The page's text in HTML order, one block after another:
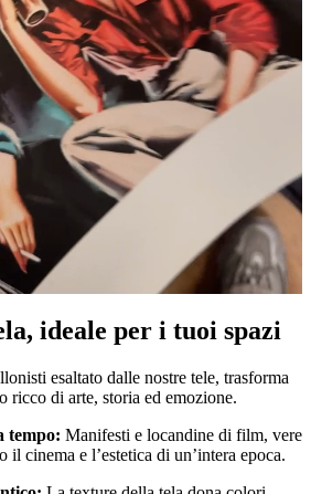
ideale per i tuoi spazi
esaltato dalle nostre tele, trasforma
ricco di arte, storia ed emozione.
tempo: Manifesti e locandine di film, vere
il cinema e l’estetica di un’intera epoca.